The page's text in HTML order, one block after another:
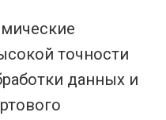
точности
данных и